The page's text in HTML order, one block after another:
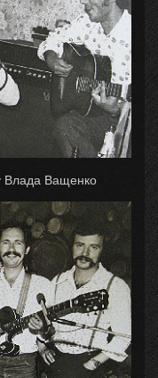
Влада Ващенко